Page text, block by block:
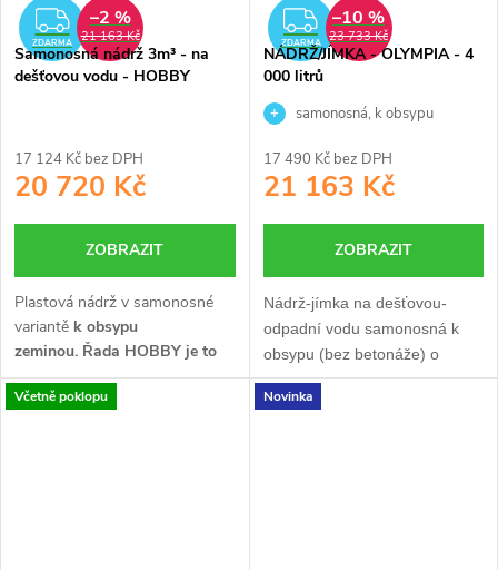
ZDARMA
ZDARMA 21 163 Kč
–2 %
Samonosná nádrž 3m³ - na
dešťovou vodu - HOBBY
17 124 Kč bez DPH
20 720 Kč
ZOBRAZIT
Plastová nádrž v samonosné
variantě k obsypu
zeminou. Řada HOBBY je to
nejlepší v poměru cena/výkon.
Je určena především pro ty,
ZDARMA
ZDARMA 23 733 Kč
–10 %
NÁDRŽ/JÍMKA - OLYMPIA - 4
000 litrů
samonosná, k obsypu
17 490 Kč bez DPH
21 163 Kč
ZOBRAZIT
Nádrž-jímka na dešťovou-
odpadní vodu samonosná k
obsypu (bez betonáže) o
objemu 4 m3. Vyrobena
bezsvárovou technologií
Včetně poklopu Novinka